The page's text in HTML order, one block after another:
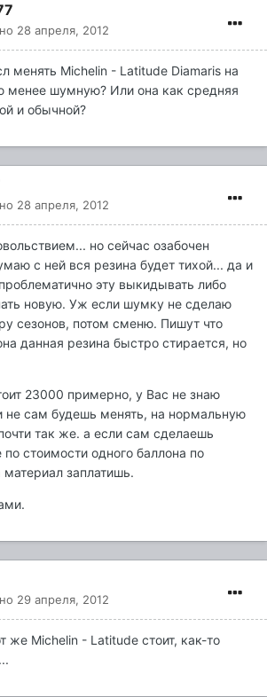
28 апреля, 2012
менять Michelin - Latitude Diamaris на
менее шумную? Или она как средняя
и обычной?
28 апреля, 2012
но сейчас озабочен
с ней вся резина будет тихой... да и
эту выкидывать либо
новую. Уж если шумку не сделаю
сезонов, потом сменю. Пишут что
данная резина быстро стирается, но
23000 примерно, у Вас не знаю
не сам будешь менять, на нормальную
так же. а если сам сделаешь
стоимости одного баллона по
материал заплатишь.
29 апреля, 2012
же Michelin - Latitude стоит, как-то